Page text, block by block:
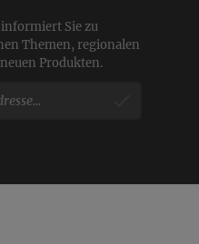
Sie zu
Themen, regionalen
Produkten.